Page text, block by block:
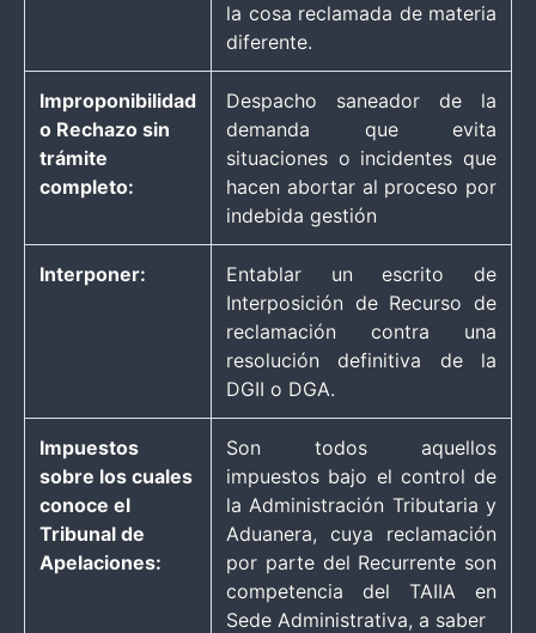
la cosa reclamada de materia
diferente.
Improponibilidad
o Rechazo sin
trámite
completo:
Despacho saneador de la
demanda que evita
situaciones o incidentes que
hacen abortar al proceso por
indebida gestión
Interponer:
Entablar un escrito de
Interposición de Recurso de
reclamación contra una
resolución definitiva de la
DGII o DGA.
Impuestos
sobre los cuales
conoce el
Tribunal de
Apelaciones:
Son todos aquellos
impuestos bajo el control de
la Administración Tributaria y
Aduanera, cuya reclamación
por parte del Recurrente son
competencia del TAIIA en
Sede Administrativa, a saber